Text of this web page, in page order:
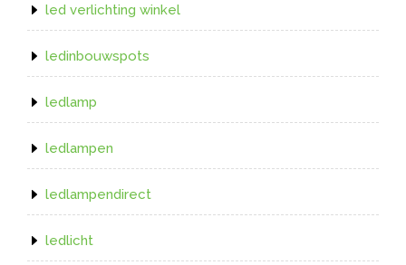
led verlichting winkel
ledinbouwspots
ledlamp
ledlampen
ledlampendirect
ledlicht